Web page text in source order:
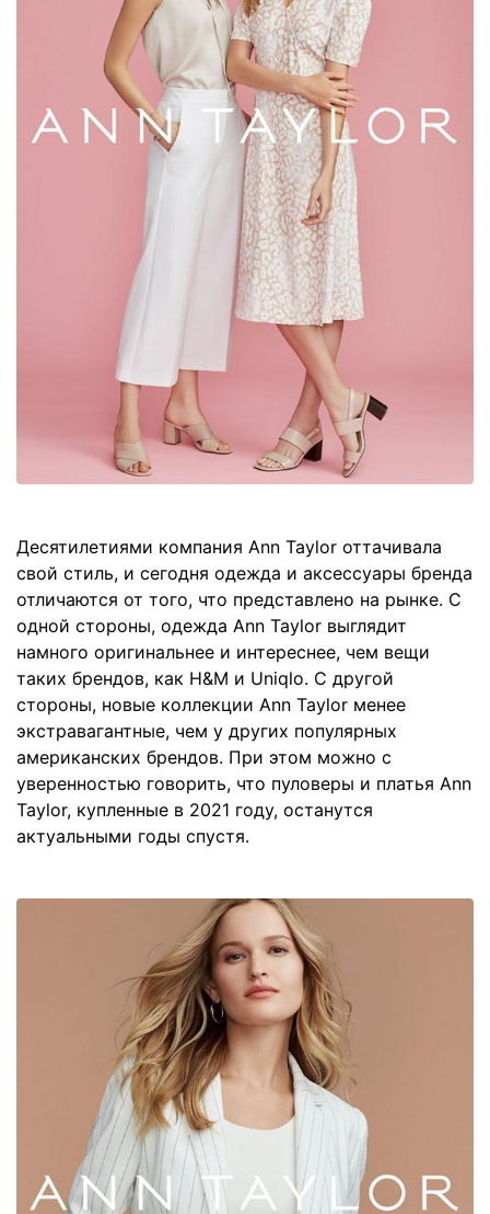
Десятилетиями компания Ann Taylor оттачивала
свой стиль, и сегодня одежда и аксессуары бренда
отличаются от того, что представлено на рынке. С
одной стороны, одежда Ann Taylor выглядит
намного оригинальнее и интереснее, чем вещи
таких брендов, как H&M и Uniqlo. С другой
стороны, новые коллекции Ann Taylor менее
экстравагантные, чем у других популярных
американских брендов. При этом можно с
уверенностью говорить, что пуловеры и платья Ann
Taylor, купленные в 2021 году, останутся
актуальными годы спустя.